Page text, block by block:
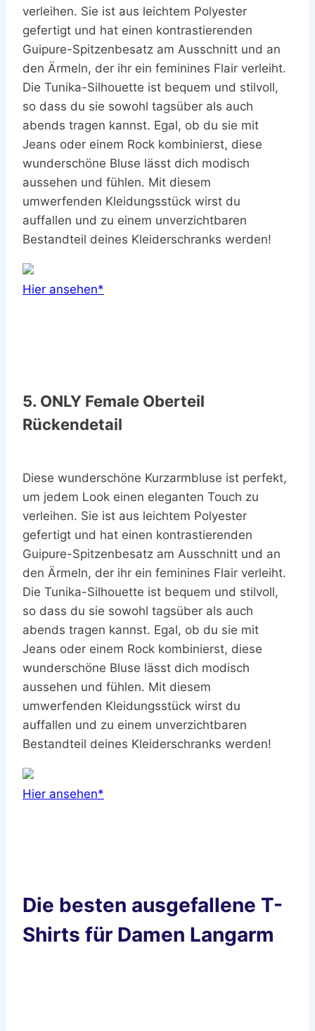
verleihen. Sie ist aus leichtem Polyester
gefertigt und hat einen kontrastierenden
Guipure-Spitzenbesatz am Ausschnitt und an
den Ärmeln, der ihr ein feminines Flair verleiht.
Die Tunika-Silhouette ist bequem und stilvoll,
so dass du sie sowohl tagsüber als auch
abends tragen kannst. Egal, ob du sie mit
Jeans oder einem Rock kombinierst, diese
wunderschöne Bluse lässt dich modisch
aussehen und fühlen. Mit diesem
umwerfenden Kleidungsstück wirst du
auffallen und zu einem unverzichtbaren
Bestandteil deines Kleiderschranks werden!
Hier ansehen*
5. ONLY Female Oberteil
Rückendetail
Diese wunderschöne Kurzarmbluse ist perfekt,
um jedem Look einen eleganten Touch zu
verleihen. Sie ist aus leichtem Polyester
gefertigt und hat einen kontrastierenden
Guipure-Spitzenbesatz am Ausschnitt und an
den Ärmeln, der ihr ein feminines Flair verleiht.
Die Tunika-Silhouette ist bequem und stilvoll,
so dass du sie sowohl tagsüber als auch
abends tragen kannst. Egal, ob du sie mit
Jeans oder einem Rock kombinierst, diese
wunderschöne Bluse lässt dich modisch
aussehen und fühlen. Mit diesem
umwerfenden Kleidungsstück wirst du
auffallen und zu einem unverzichtbaren
Bestandteil deines Kleiderschranks werden!
Hier ansehen*
Die besten ausgefallene T-
Shirts für Damen Langarm